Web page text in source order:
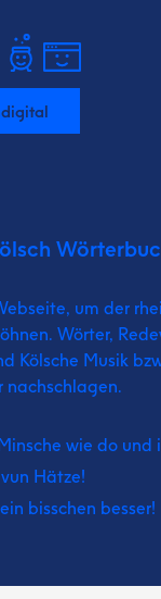
um der
Wörter,
Kölsche Musik
nachschlagen.
wie do und
Hätze!
bisschen besser!